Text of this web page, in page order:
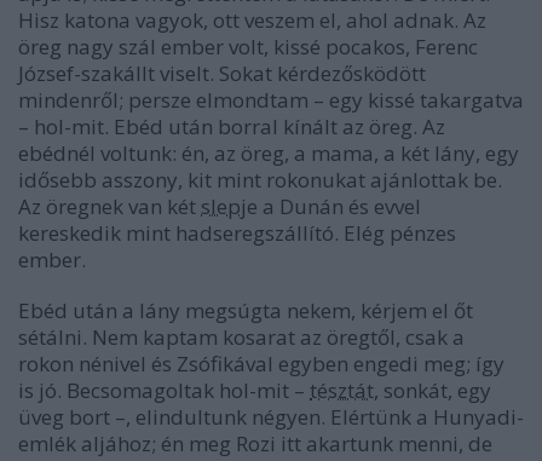
Hisz katona vagyok, ott veszem el, ahol adnak. Az
öreg nagy szál ember volt, kissé pocakos, Ferenc
József-szakállt viselt. Sokat kérdezősködött
mindenről; persze elmondtam – egy kissé takargatva
– hol-mit. Ebéd után borral kínált az öreg. Az
ebédnél voltunk: én, az öreg, a mama, a két lány, egy
idősebb asszony, kit mint rokonukat ajánlottak be.
Az öregnek van két slepje a Dunán és evvel
kereskedik mint hadseregszállító. Elég pénzes
ember.
Ebéd után a lány megsúgta nekem, kérjem el őt
sétálni. Nem kaptam kosarat az öregtől, csak a
rokon nénivel és Zsófikával egyben engedi meg; így
is jó. Becsomagoltak hol-mit – tésztát, sonkát, egy
üveg bort –, elindultunk négyen. Elértünk a Hunyadi-
emlék aljához; én meg Rozi itt akartunk menni, de